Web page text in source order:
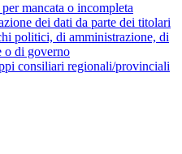
mancata o incompleta
dei dati da parte dei titolari
politici, di amministrazione, di
o di governo
consiliari regionali/provinciali